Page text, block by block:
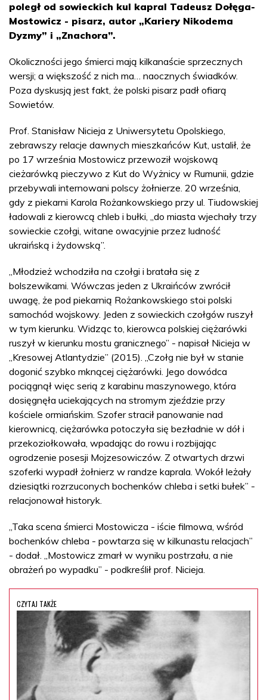
poległ od sowieckich kul kapral Tadeusz Dołęga-
Mostowicz - pisarz, autor „Kariery Nikodema
Dyzmy” i „Znachora”.
Okoliczności jego śmierci mają kilkanaście sprzecznych
wersji; a większość z nich ma… naocznych świadków.
Poza dyskusją jest fakt, że polski pisarz padł ofiarą
Sowietów.
Prof. Stanisław Nicieja z Uniwersytetu Opolskiego,
zebrawszy relacje dawnych mieszkańców Kut, ustalił, że
po 17 września Mostowicz przewoził wojskową
cieżarówką pieczywo z Kut do Wyżnicy w Rumunii, gdzie
przebywali internowani polscy żołnierze. 20 września,
gdy z piekarni Karola Rożankowskiego przy ul. Tiudowskiej
ładowali z kierowcą chleb i bułki, „do miasta wjechały trzy
sowieckie czołgi, witane owacyjnie przez ludność
ukraińską i żydowską”.
„Młodzież wchodziła na czołgi i bratała się z
bolszewikami. Wówczas jeden z Ukraińców zwrócił
uwagę, że pod piekarnią Rożankowskiego stoi polski
samochód wojskowy. Jeden z sowieckich czołgów ruszył
w tym kierunku. Widząc to, kierowca polskiej ciężarówki
ruszył w kierunku mostu granicznego” - napisał Nicieja w
„Kresowej Atlantydzie” (2015). „Czołg nie był w stanie
dogonić szybko mknącej ciężarówki. Jego dowódca
pociągnął więc serią z karabinu maszynowego, która
dosięgnęła uciekających na stromym zjeździe przy
kościele ormiańskim. Szofer stracił panowanie nad
kierownicą, ciężarówka potoczyła się bezładnie w dół i
przekoziołkowała, wpadając do rowu i rozbijając
ogrodzenie posesji Mojzesowiczów. Z otwartych drzwi
szoferki wypadł żołnierz w randze kaprala. Wokół leżały
dziesiątki rozrzuconych bochenków chleba i setki bułek” -
relacjonował historyk.
„Taka scena śmierci Mostowicza - iście filmowa, wśród
bochenków chleba - powtarza się w kilkunastu relacjach”
- dodał. „Mostowicz zmarł w wyniku postrzału, a nie
obrażeń po wypadku” - podkreślił prof. Nicieja.
CZYTAJ TAKŻE